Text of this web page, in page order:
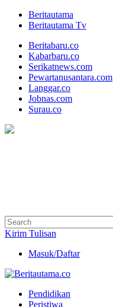
Beritautama
Beritautama Tv
Beritabaru.co
Kabarbaru.co
Serikatnews.com
Pewartanusantara.com
Langgar.co
Jobnas.com
Surau.co
Kirim Tulisan
Masuk/Daftar
Pendidikan
Peristiwa